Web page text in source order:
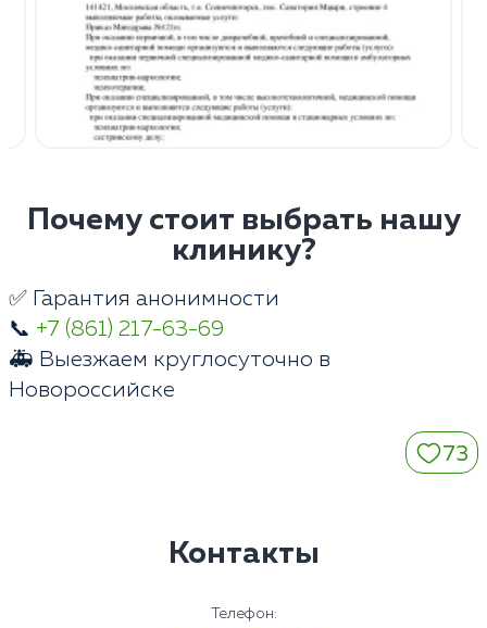
Почему стоит выбрать нашу
клинику?
✅ Гарантия анонимности
📞 +7 (861) 217-63-69
🚑 Выезжаем круглосуточно в
Новороссийске
73
Контакты
Телефон: